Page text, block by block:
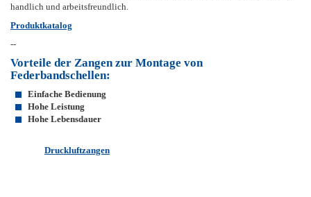
handlich und arbeitsfreundlich.
Produktkatalog
--
Vorteile der Zangen zur Montage von
Federbandschellen:
Einfache Bedienung
Hohe Leistung
Hohe Lebensdauer
Druckluftzangen